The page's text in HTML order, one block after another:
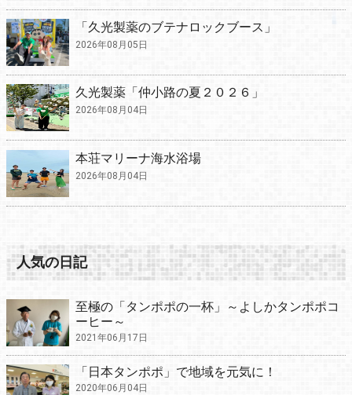
「久光製薬のブテナロックブース」
2026年08月05日
久光製薬「仲小路の夏２０２６」
2026年08月04日
本荘マリーナ海水浴場
2026年08月04日
人気の日記
至極の「タンポポの一杯」～よしかタンポポコ
ーヒー～
2021年06月17日
「日本タンポポ」で地域を元気に！
2020年06月04日